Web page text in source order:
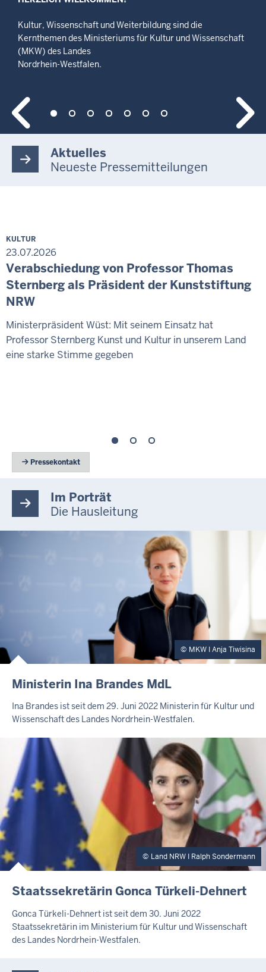
Kultur, Wissenschaft und Weiterbildung sind die
Kernthemen des Ministeriums für Kultur und Wissenschaft
(MKW) des Landes
Nordrhein-Westfalen.
Aktuelles
Neueste Pressemitteilungen
KULTUR
23.07.2026
Verabschiedung von Professor Thomas
Sternberg als Präsident der Kunststiftung
NRW
Ministerpräsident Wüst: Mit seinem Einsatz hat
Professor Sternberg Kunst und Kultur in unserem Land
eine starke Stimme gegeben
Pressekontakt
Im Porträt
Die Hausleitung
MKW I Anja Tiwisina
Ministerin Ina Brandes MdL
Ina Brandes ist seit dem 29. Juni 2022 Ministerin für Kultur und
Wissenschaft des Landes Nordrhein-Westfalen.
Land NRW I Ralph Sondermann
Staatssekretärin Gonca Türkeli-Dehnert
Gonca Türkeli-Dehnert ist seit dem 30. Juni 2022
Staatssekretärin im Ministerium für Kultur und Wissenschaft
des Landes Nordrhein-Westfalen.